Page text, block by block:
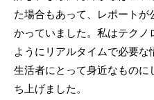
た場合もあって、レポート
かっていました。私はテク
ようにリアルタイムで必要な
生活者にとって身近なものに
ち上げました。